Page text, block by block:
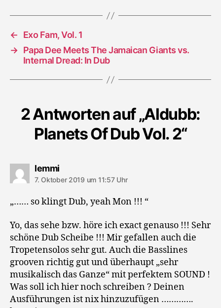
⭐
←
Exo Fam, Vol. 1
→ Papa Dee Meets The Jamaican Giants vs.
Internal Dread: In Dub
2 Antworten auf „Aldubb:
Planets Of Dub Vol. 2“
lemmisagt:
7. Oktober 2019 um 11:57 Uhr
„…… so klingt Dub, yeah Mon !!! “
Yo, das sehe bzw. höre ich exact genauso !!! Sehr
schöne Dub Scheibe !!! Mir gefallen auch die
Tropetensolos sehr gut. Auch die Basslines
grooven richtig gut und überhaupt „sehr
musikalisch das Ganze“ mit perfektem SOUND !
Was soll ich hier noch schreiben ? Deinen
Ausführungen ist nix hinzuzufügen ………….